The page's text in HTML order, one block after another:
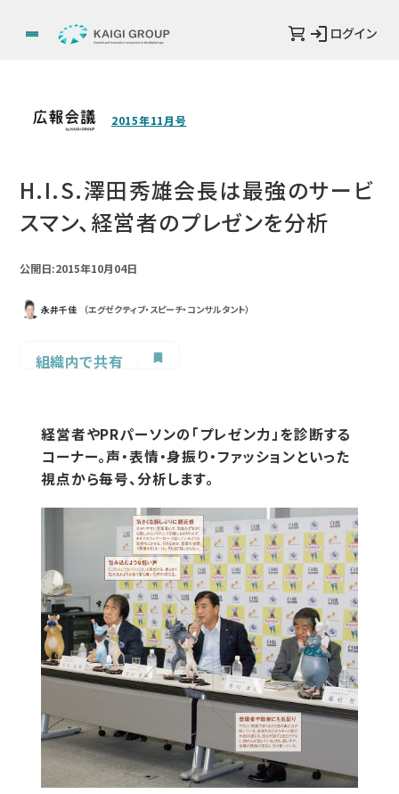
ログイン
2015年11月号
H.I.S.澤田秀雄会長は最強のサービ
スマン、経営者のプレゼンを分析
公開日:2015年10月04日
永井千佳 （エグゼクティブ・スピーチ・コンサルタント）
組織内で共有
経営者やPRパーソンの「プレゼン力」を診断する
コーナー。声・表情・身振り・ファッションといった
視点から毎号、分析します。